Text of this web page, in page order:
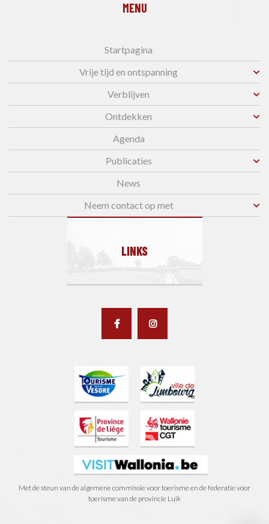
MENU
Startpagina
Vrije tijd en ontspanning
Verblijven
Ontdekken
Agenda
Publicaties
News
Neem contact op met
LINKS
Met de steun van de algemene commissie voor toerisme en de federatie voor
toerisme van de provincie Luik